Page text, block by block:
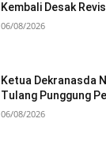
Kembali Desak
06/08/2026
Ketua Dekranasda
Tulang Punggung
06/08/2026